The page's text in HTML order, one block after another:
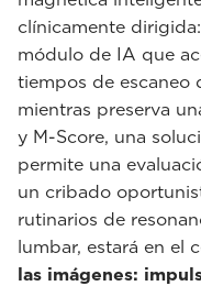
clínicamente dirigida:
módulo de IA que
tiempos de escaneo
mientras preserva
y M-Score, una
permite una
un cribado
rutinarios de
lumbar, estará en el
las imágenes: